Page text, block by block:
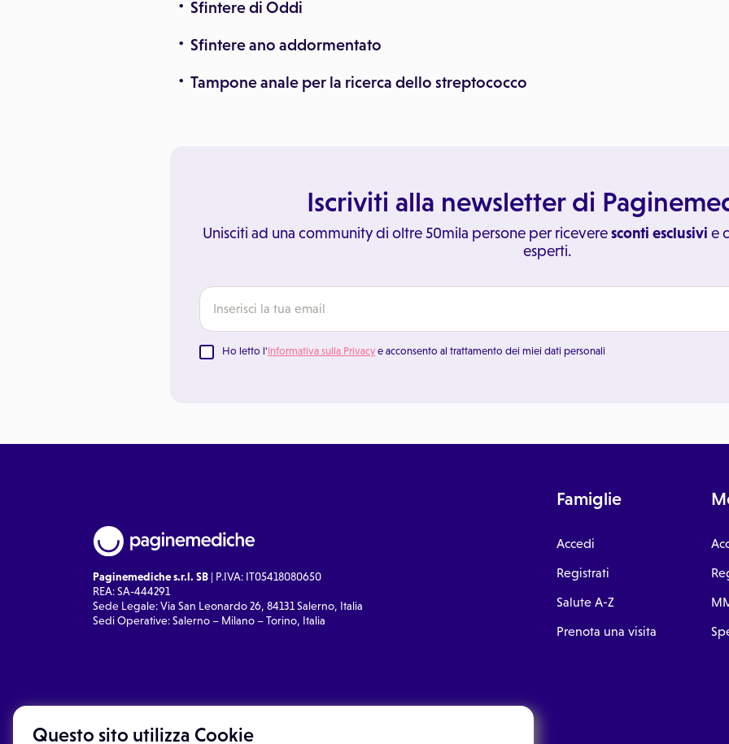
Questo sito utilizza Cookie
Sfintere di Oddi
Sfintere ano addormentato
Tampone anale per la ricerca dello streptococco
Iscriviti alla newsletter di
Unisciti ad una community di oltre 50mila persone per riceveresconti esclusivi e
esperti.
Ho letto l'Informativa sulla Privacy e acconsento al trattamento dei miei dati personali
Paginemediche s.r.l. SB | P.IVA: IT05418080650
REA: SA-444291
Sede Legale: Via San Leonardo 26, 84131 Salerno, Italia
Sedi Operative: Salerno – Milano – Torino, Italia
Famiglie
Accedi
Registrati
Salute A-Z
Prenota una visita